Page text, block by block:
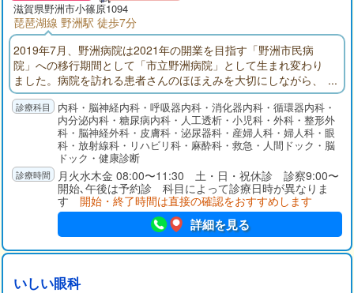
滋賀県野洲市小篠原1094
琵琶湖線 野洲駅 徒歩7分
2019年7月、野洲病院は2021年の開業を目指す「野洲市民病
院」への移行期間として「市立野洲病院」として生まれ変わり
ました。病院を訪れる患者さんのほほえみを大切にしながら、
野洲を中心とした地域の皆さんに求められ、お一人お一人の心
の琴線に触れることができるような優しい医療を目指していま
内科・脳神経内科・呼吸器内科・消化器内科・循環器内科・
内分泌内科・糖尿病内科・人工透析・小児科・外科・整形外
科・脳神経外科・皮膚科・泌尿器科・産婦人科・婦人科・眼
科・放射線科・リハビリ科・麻酔科・救急・人間ドック・脳
ドック・健康診断
月火水木金 08:00〜11:30 土・日・祝休診 診察9:00〜
開始､午後は予約診 科目によって診療日時が異なりま
す 開始・終了時間は直接の確認をおすすめします
詳細を見る
いしい眼科